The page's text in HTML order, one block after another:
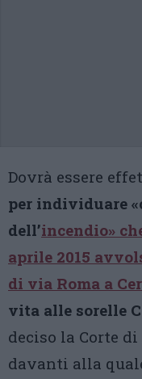
Dovrà essere
per individuare
dell’incendio»
aprile 2015
di via Roma a
vita alle sorelle
deciso la Corte
davanti alla